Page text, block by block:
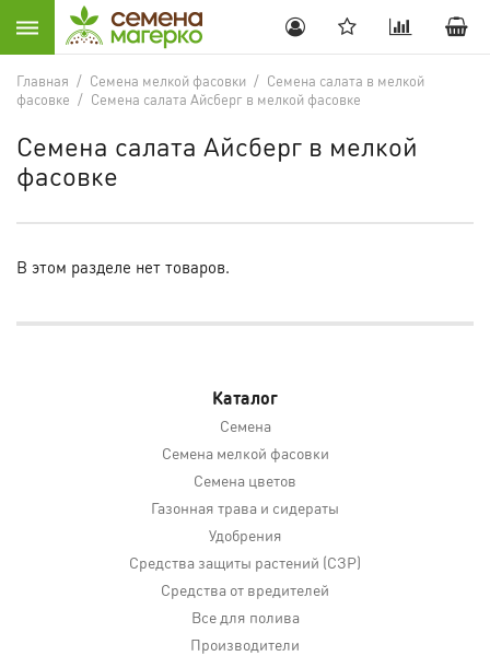
Главная / Семена мелкой фасовки / Семена салата в мелкой
фасовке / Семена салата Айсберг в мелкой фасовке
Семена салата Айсберг в мелкой
фасовке
В этом разделе нет товаров.
Каталог
Семена
Семена мелкой фасовки
Семена цветов
Газонная трава и сидераты
Удобрения
Средства защиты растений (СЗР)
Средства от вредителей
Все для полива
Производители